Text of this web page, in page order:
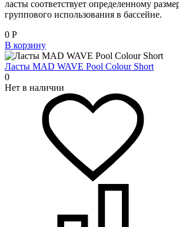
ласты соответствует определенному
группового использования в бассейне.
0 Р
В корзину
Ласты MAD WAVE Pool Colour Short
0
Нет в наличии